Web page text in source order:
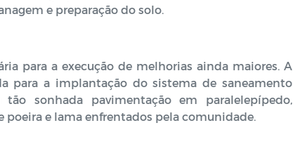
e preparação do solo.
para a execução de melhorias ainda maiores. A
para a implantação do sistema de saneamento
sonhada pavimentação em paralelepípedo,
e lama enfrentados pela comunidade.